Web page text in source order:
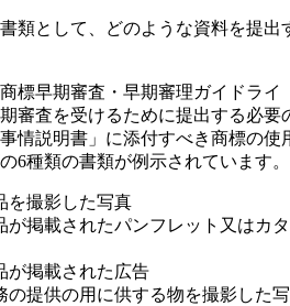
類として、どのような資料を提出
標早期審査・早期審理ガイドライ
審査を受けるために提出する必要
情説明書」に添付すべき商標の使
6種類の書類が例示されています。
を撮影した写真
が掲載されたパンフレット又はカタ
が掲載された広告
の提供の用に供する物を撮影した写